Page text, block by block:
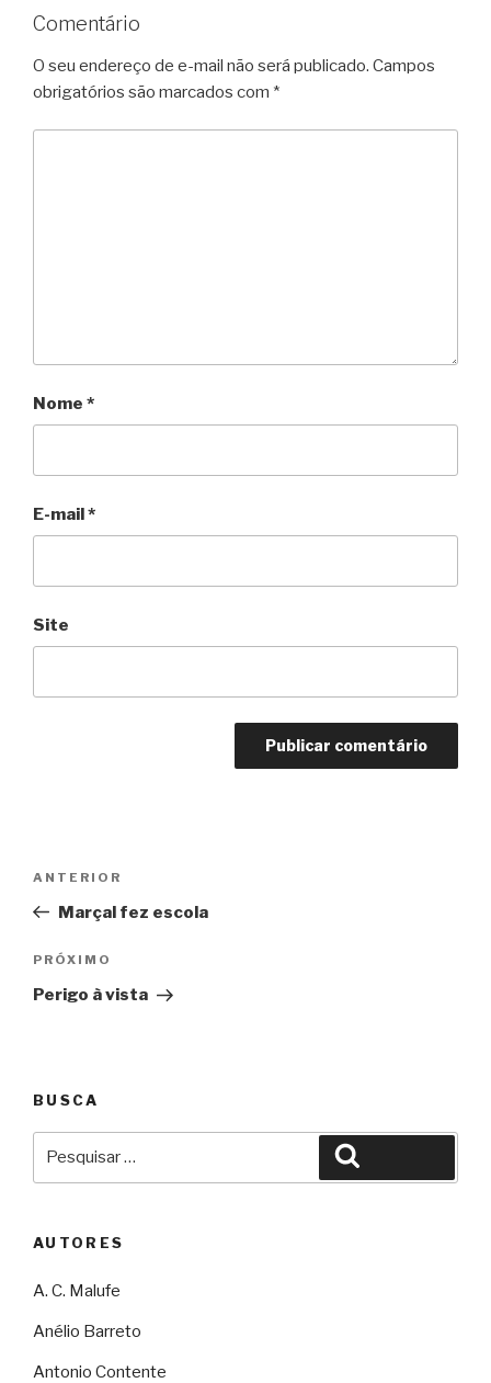
Comentário
O seu endereço de e-mail não será publicado. Campos
obrigatórios são marcados com *
Nome *
E-mail*
Site
Post
Anterior
ANTERIOR
Marçal fez escola
Próximo
PRÓXIMO
Perigo à vista
BUSCA
AUTORES
A. C. Malufe
Anélio Barreto
Antonio Contente